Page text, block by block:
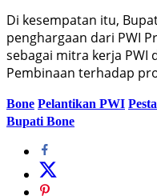
Di kesempatan itu,
penghargaan dari PWI
sebagai mitra kerja PWI
Pembinaan terhadap
Bone Pelantikan PWI
Bupati Bone